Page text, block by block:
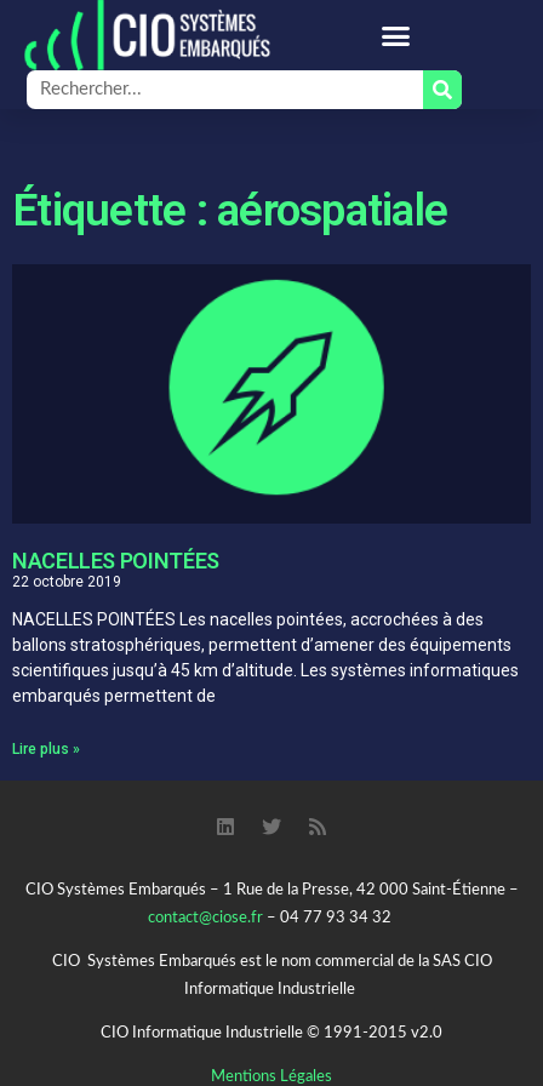
Étiquette : aérospatiale
NACELLES POINTÉES
22 octobre 2019
NACELLES POINTÉES Les nacelles pointées, accrochées à des
ballons stratosphériques, permettent d’amener des équipements
scientifiques jusqu’à 45 km d’altitude. Les systèmes informatiques
embarqués permettent de
Lire plus »
CIO Systèmes Embarqués – 1 Rue de la Presse, 42 000 Saint-Étienne –
contact@ciose.fr – 04 77 93 34 32
CIO Systèmes Embarqués est le nom commercial de la SAS CIO
Informatique Industrielle
CIO Informatique Industrielle © 1991-2015 v2.0
Mentions Légales